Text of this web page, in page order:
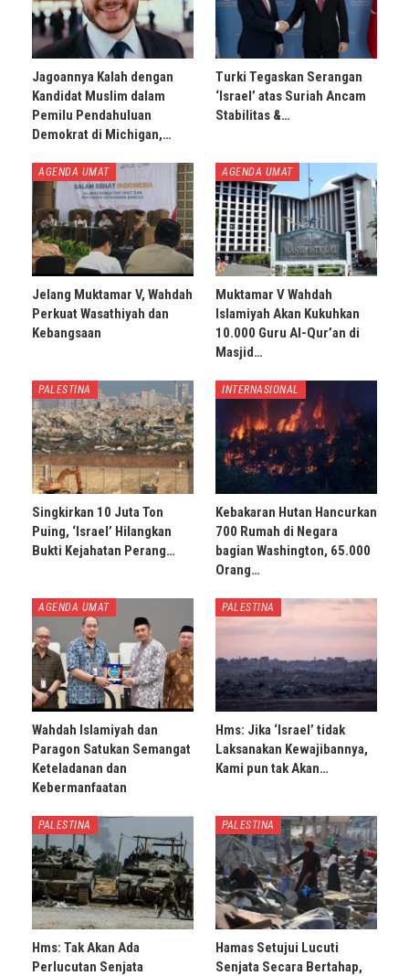
Jagoannya Kalah dengan
Kandidat Muslim dalam
Pemilu Pendahuluan
Demokrat di Michigan,…
Turki Tegaskan Serangan
‘Israel’ atas Suriah Ancam
Stabilitas &…
AGENDA UMAT
Jelang Muktamar V, Wahdah
Perkuat Wasathiyah dan
Kebangsaan
AGENDA UMAT
Muktamar V Wahdah
Islamiyah Akan Kukuhkan
10.000 Guru Al-Qur’an di
Masjid…
PALESTINA
Singkirkan 10 Juta Ton
Puing, ‘Israel’ Hilangkan
Bukti Kejahatan Perang…
INTERNASIONAL
Kebakaran Hutan Hancurkan
700 Rumah di Negara
bagian Washington, 65.000
Orang…
AGENDA UMAT
Wahdah Islamiyah dan
Paragon Satukan Semangat
Keteladanan dan
Kebermanfaatan
PALESTINA
Hms: Jika ‘Israel’ tidak
Laksanakan Kewajibannya,
Kami pun tak Akan…
PALESTINA
Hms: Tak Akan Ada
Perlucutan Senjata
PALESTINA
Hamas Setujui Lucuti
Senjata Secara Bertahap,